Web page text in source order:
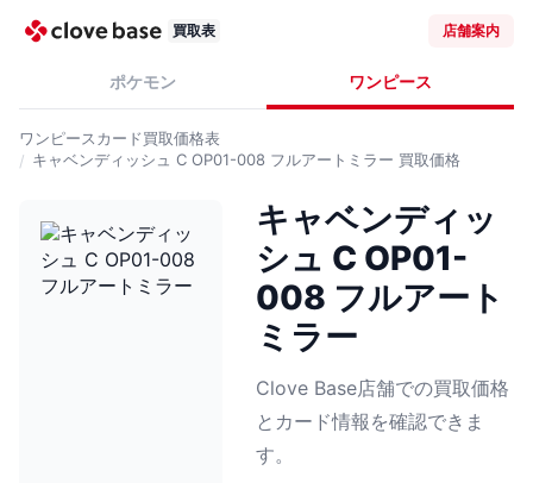
買取表 店舗案内
ポケモン ワンピース
ワンピースカード買取価格表
キャベンディッシュ C OP01-008 フルアートミラー 買取価格
キャベンディッ
シュ C OP01-
008 フルアート
ミラー
Clove Base店舗での買取価格
とカード情報を確認できま
す。